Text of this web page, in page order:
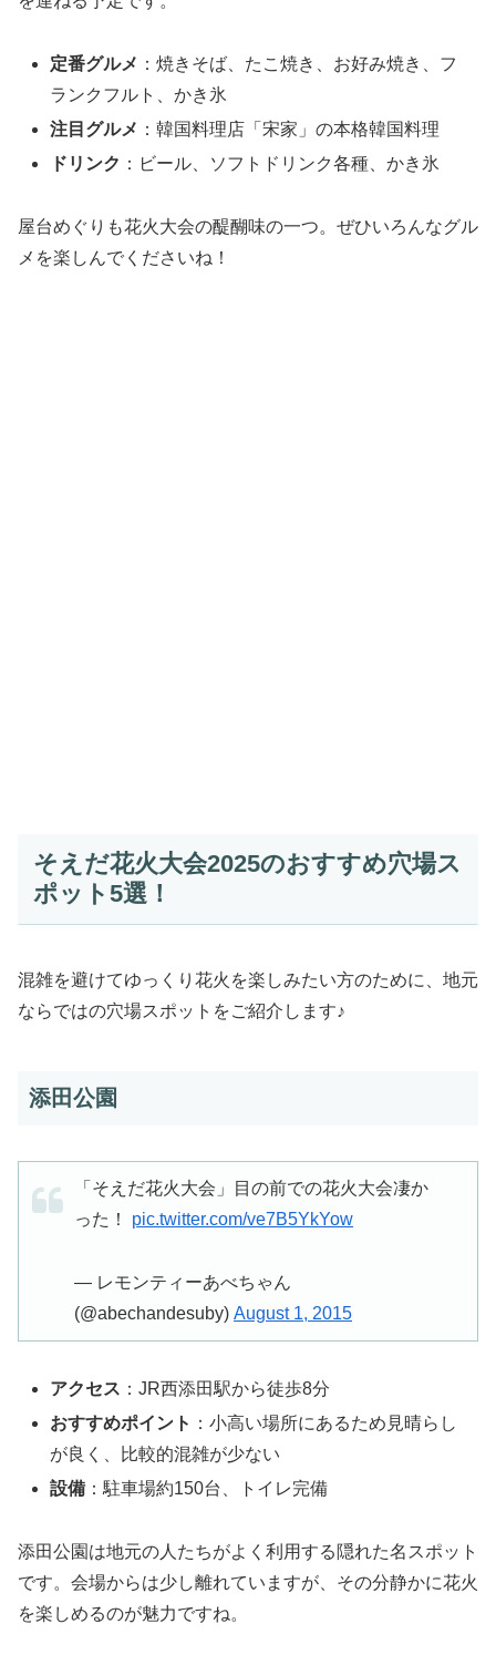
定番グルメ ：焼きそば、たこ焼き、お好み焼き、フ
ランクフルト、かき氷
注目グルメ ：韓国料理店「宋家」の本格韓国料理
ドリンク ：ビール、ソフトドリンク各種、かき氷
屋台めぐりも花火大会の醍醐味の一つ。ぜひいろんなグル
メを楽しんでくださいね！
そえだ花火大会2025のおすすめ穴場ス
ポット5選！
混雑を避けてゆっくり花火を楽しみたい方のために、地元
ならではの穴場スポットをご紹介します♪
添田公園
「そえだ花火大会」目の前での花火大会凄か
った！ pic.twitter.com/ve7B5YkYow
— レモンティーあべちゃん
(@abechandesuby) August 1, 2015
アクセス ：JR西添田駅から徒歩8分
おすすめポイント ：小高い場所にあるため見晴らし
が良く、比較的混雑が少ない
設備 ：駐車場約150台、トイレ完備
添田公園は地元の人たちがよく利用する隠れた名スポット
です。会場からは少し離れていますが、その分静かに花火
を楽しめるのが魅力ですね。